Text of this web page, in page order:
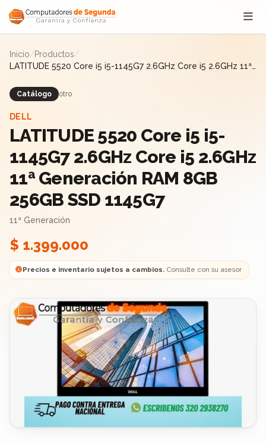
Saltar al contenido
Inicio/Productos/
LATITUDE 5520 Core i5 i5-1145G7 2.6GHz Core i5 2.6GHz 11ª
Catálogo otro
DELL
LATITUDE 5520 Core i5 i5-
1145G7 2.6GHz Core i5 2.6GHz
11ª Generación RAM 8GB
256GB SSD 1145G7
11ª Generación
$ 1.399.000
Precios e inventario sujetos a cambios.Consulte con su asesor